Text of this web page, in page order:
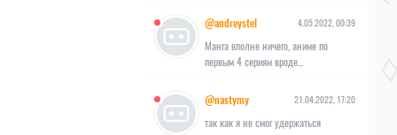
@andreystel 4.05.2022, 00:39
Манга вполне ничего, аниме по
первым 4 сериям вроде...
@nastymy 21.04.2022, 17:20
так как я не смог удержаться